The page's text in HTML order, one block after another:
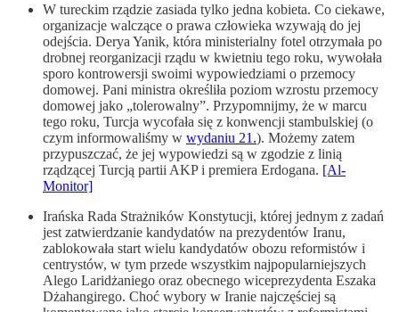
W tureckim rządzie zasiada tylko jedna kobieta. Co ciekawe,
organizacje walczące o prawa człowieka wzywają do jej
odejścia. Derya Yanik, która ministerialny fotel otrzymała po
drobnej reorganizacji rządu w kwietniu tego roku, wywołała
sporo kontrowersji swoimi wypowiedziami o przemocy
domowej. Pani ministra określiła poziom wzrostu przemocy
domowej jako „tolerowalny”. Przypomnijmy, że w marcu
tego roku, Turcja wycofała się z konwencji stambulskiej (o
czym informowaliśmy w wydaniu 21.). Możemy zatem
przypuszczać, że jej wypowiedzi są w zgodzie z linią
rządzącej Turcją partii AKP i premiera Erdogana. [Al-
Monitor]
Irańska Rada Strażników Konstytucji, której jednym z zadań
jest zatwierdzanie kandydatów na prezydentów Iranu,
zablokowała start wielu kandydatów obozu reformistów i
centrystów, w tym przede wszystkim najpopularniejszych
Alego Laridżaniego oraz obecnego wiceprezydenta Eszaka
Dżahangirego. Choć wybory w Iranie najczęściej są